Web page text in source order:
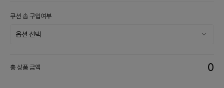
쿠션 솜 구입여부
총 상품 금액 0